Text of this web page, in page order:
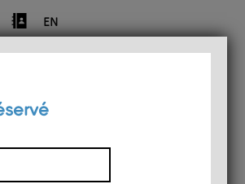
EN
philosophie